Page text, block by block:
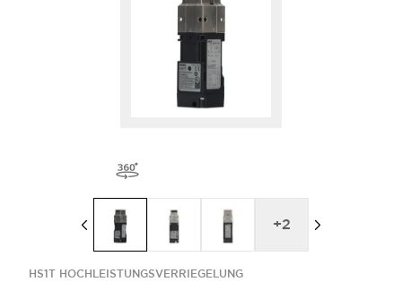
HS1T HOCHLEISTUNGSVERRIEGELUNG
+2